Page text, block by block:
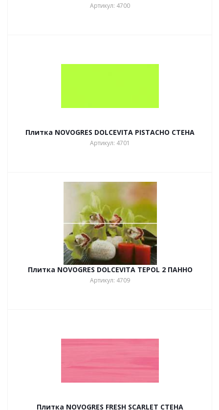
Артикул: 4700
Плитка NOVOGRES DOLCEVITA PISTACHO СТЕНА
Артикул: 4701
Плитка NOVOGRES DOLCEVITA TEPOL 2 ПАННО
Артикул: 4709
Плитка NOVOGRES FRESH SCARLET СТЕНА